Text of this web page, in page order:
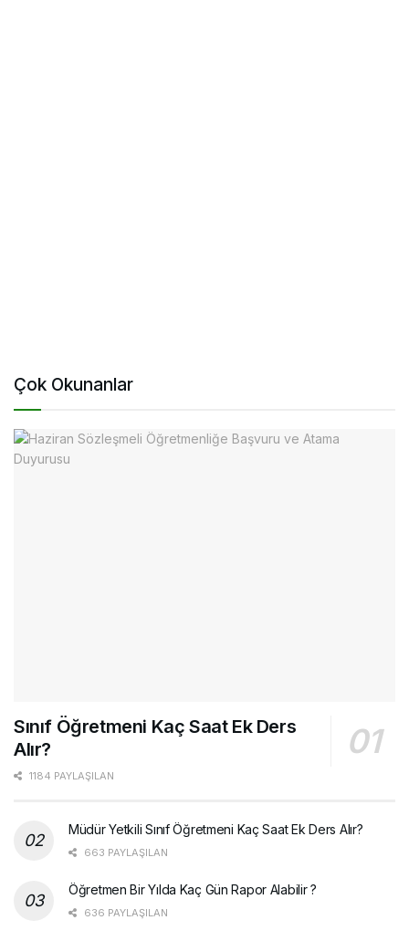
Çok Okunanlar
Sınıf Öğretmeni Kaç Saat Ek Ders
Alır?
1184 PAYLAŞILAN
Müdür Yetkili Sınıf Öğretmeni Kaç Saat Ek Ders Alır?
663 PAYLAŞILAN
Öğretmen Bir Yılda Kaç Gün Rapor Alabilir ?
636 PAYLAŞILAN